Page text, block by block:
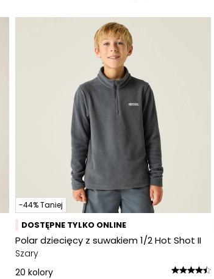
-44% Taniej
DOSTĘPNE TYLKO ONLINE
Polar dziecięcy z suwakiem 1/2 Hot Shot II
Szary
20 kolory